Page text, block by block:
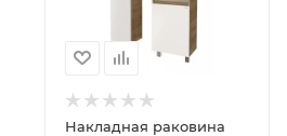
Накладная раковина